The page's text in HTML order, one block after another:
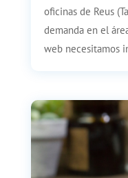
oficinas de Reus
demanda en el
web necesitamos